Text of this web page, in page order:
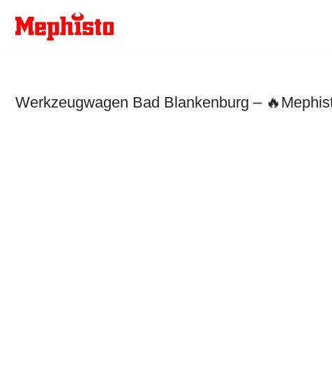
Zum
Werkzeugwagen Bad Blankenburg –